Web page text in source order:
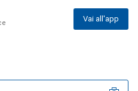
Vai all'app